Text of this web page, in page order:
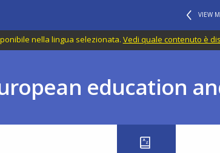
VIEW
nella lingua selezionata. Vedi quale contenuto è
education